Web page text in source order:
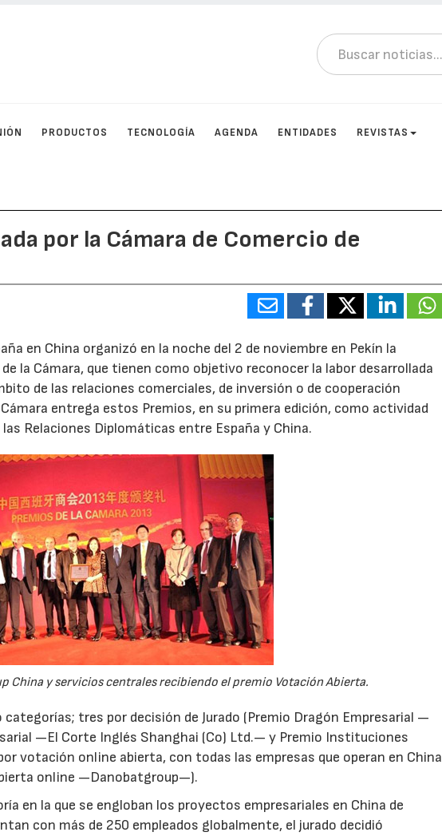
PRODUCTOS TECNOLOGÍA AGENDA ENTIDADES REVISTAS
por la Cámara de Comercio de
en China organizó en la noche del 2 de noviembre en Pekín la
la Cámara, que tienen como objetivo reconocer la labor desarrollada
de las relaciones comerciales, de inversión o de cooperación
entrega estos Premios, en su primera edición, como actividad
Relaciones Diplomáticas entre España y China.
China y servicios centrales recibiendo el premio Votación Abierta.
tres por decisión de Jurado (Premio Dragón Empresarial —
—El Corte Inglés Shanghai (Co) Ltd.— y Premio Instituciones
votación online abierta, con todas las empresas que operan en China
online —Danobatgroup—).
en la que se engloban los proyectos empresariales en China de
con más de 250 empleados globalmente, el jurado decidió